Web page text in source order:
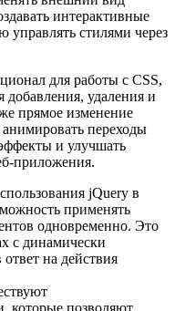
интерактивные
управлять стилями через
для работы с CSS,
добавления, удаления и
прямое изменение
переходы
и улучшать
приложения.
jQuery в
применять
одновременно. Это
с динамически
на действия